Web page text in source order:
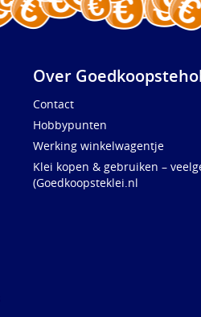
Over
Contact
Hobbypunten
Werking winkelwagentje
Klei kopen & gebruiken –
(Goedkoopsteklei.nl